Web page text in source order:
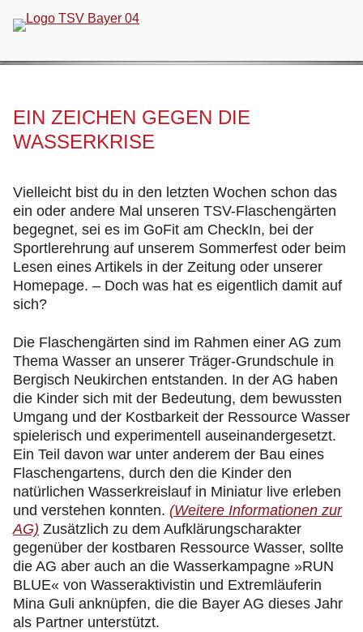
überspringen
EIN ZEICHEN GEGEN DIE
WASSERKRISE
Vielleicht bist du in den letzten Wochen schon das
ein oder andere Mal unseren TSV-Flaschengärten
begegnet, sei es im GoFit am CheckIn, bei der
Sportlerehrung auf unserem Sommerfest oder beim
Lesen eines Artikels in der Zeitung oder unserer
Homepage. – Doch was hat es eigentlich damit auf
sich?
Die Flaschengärten sind im Rahmen einer AG zum
Thema Wasser an unserer Träger-Grundschule in
Bergisch Neukirchen entstanden. In der AG haben
die Kinder sich mit der Bedeutung, dem bewussten
Umgang und der Kostbarkeit der Ressource Wasser
spielerisch und experimentell auseinandergesetzt.
Ein Teil davon war unter anderem der Bau eines
Flaschengartens, durch den die Kinder den
natürlichen Wasserkreislauf in Miniatur live erleben
und verstehen konnten. (Weitere Informationen zur
AG) Zusätzlich zu dem Aufklärungscharakter
gegenüber der kostbaren Ressource Wasser, sollte
die AG aber auch an die Wasserkampagne »RUN
BLUE« von Wasseraktivistin und Extremläuferin
Mina Guli anknüpfen, die die Bayer AG dieses Jahr
als Partner unterstützt.